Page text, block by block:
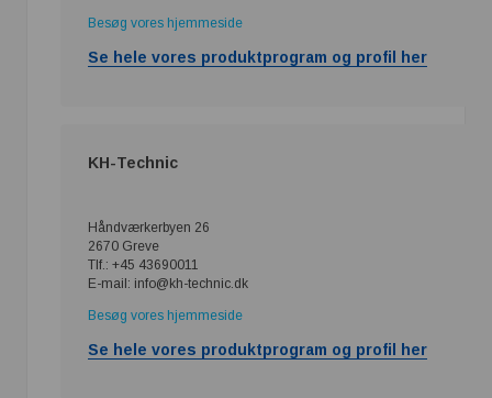
Besøg vores hjemmeside
Se hele vores produktprogram og profil her
KH-Technic
Håndværkerbyen 26
2670 Greve
Tlf.: +45 43690011
E-mail: info@kh-technic.dk
Besøg vores hjemmeside
Se hele vores produktprogram og profil her